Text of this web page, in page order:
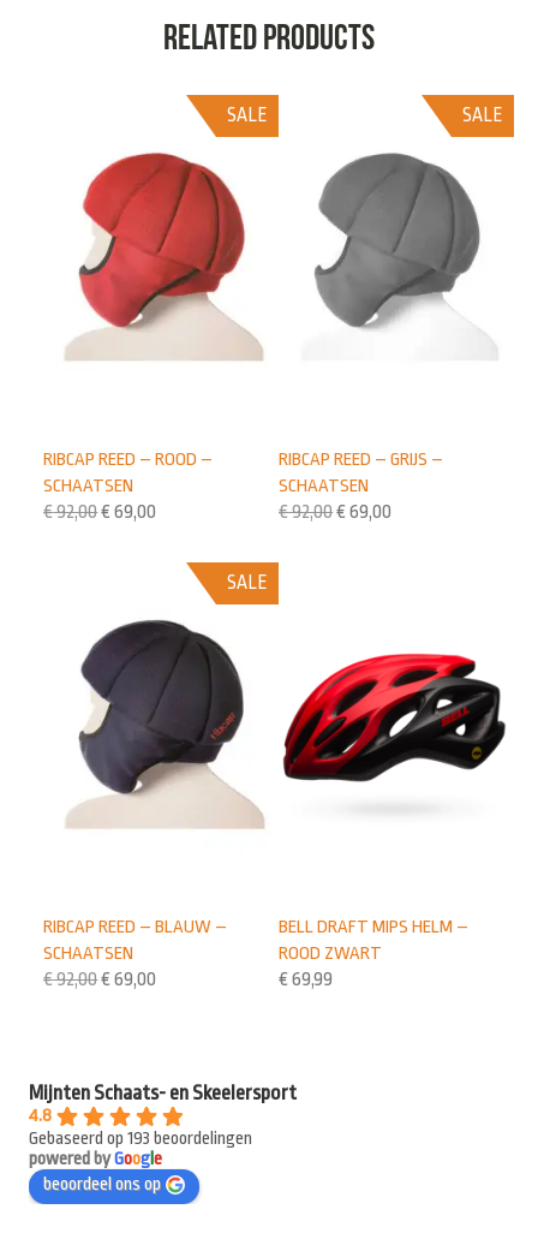
Related products
SALE
RIBCAP REED – GRIJS –
SCHAATSEN
€92,00€ 69,00
SALE
RIBCAP REED – ROOD –
SCHAATSEN
€92,00€ 69,00
BELL DRAFT MIPS HELM –
ROOD ZWART
€ 69,99
SALE
RIBCAP REED – BLAUW –
SCHAATSEN
€92,00€ 69,00
Mijnten Schaats- en Skeelersport
4.8
Gebaseerd op 193 beoordelingen
powered byGooge
beoordeel ons op